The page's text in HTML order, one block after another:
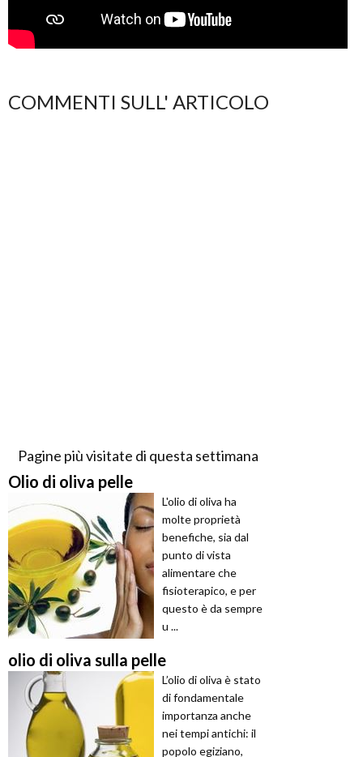
COMMENTI SULL' ARTICOLO
Pagine più visitate di questa settimana
Olio di oliva pelle
L'olio di oliva ha
molte proprietà
benefiche, sia dal
punto di vista
alimentare che
fisioterapico, e per
questo è da sempre
u ...
olio di oliva sulla pelle
L’olio di oliva è stato
di fondamentale
importanza anche
nei tempi antichi: il
popolo egiziano,